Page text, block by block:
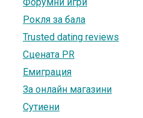
Рокля за бала
Trusted dating reviews
Сцената PR
Емиграция
За онлайн магазини
Сутиени